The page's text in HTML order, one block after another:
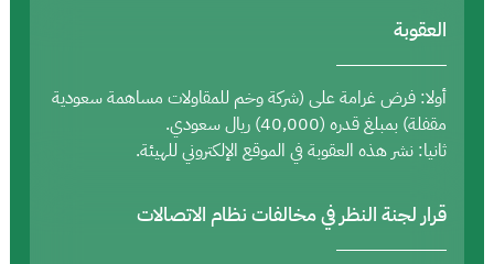
العقوبة
أولا: فرض غرامة على (شركة وخم للمقاولات مساهمة سعودية
مقفلة) بمبلغ قدره (40,000) ريال سعودي.
ثانيا: نشر هذه العقوبة في الموقع الإلكتروني للهيئة.
قرار لجنة النظر في مخالفات نظام الاتصالات